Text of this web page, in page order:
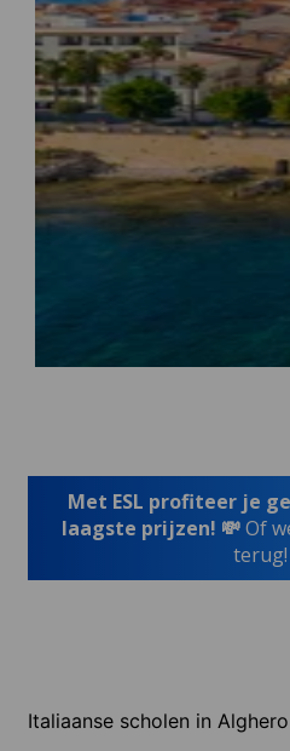
Met ESL profiteer je
laagste prijzen! 💸Of
terug!
Italiaanse scholen in